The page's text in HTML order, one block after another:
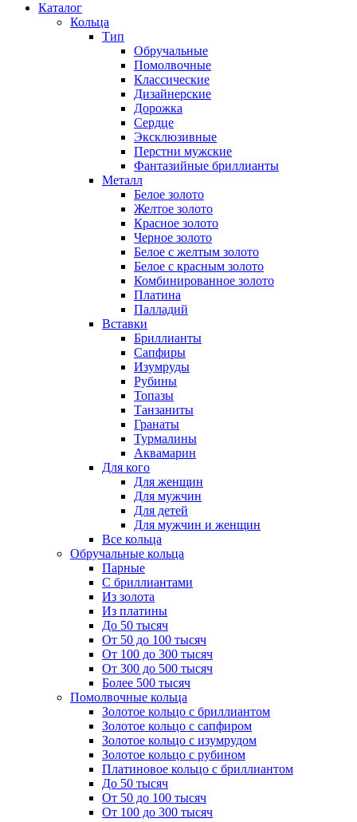
Каталог
Кольца
Тип
Обручальные
Помолвочные
Классические
Дизайнерские
Дорожка
Сердце
Эксклюзивные
Перстни мужские
Фантазийные бриллианты
Металл
Белое золото
Желтое золото
Красное золото
Черное золото
Белое с желтым золото
Белое с красным золото
Комбинированное золото
Платина
Палладий
Вставки
Бриллианты
Сапфиры
Изумруды
Рубины
Топазы
Танзаниты
Гранаты
Турмалины
Аквамарин
Для кого
Для женщин
Для мужчин
Для детей
Для мужчин и женщин
Все кольца
Обручальные кольца
Парные
С бриллиантами
Из золота
Из платины
До 50 тысяч
От 50 до 100 тысяч
От 100 до 300 тысяч
От 300 до 500 тысяч
Более 500 тысяч
Помолвочные кольца
Золотое кольцо с бриллиантом
Золотое кольцо с сапфиром
Золотое кольцо с изумрудом
Золотое кольцо с рубином
Платиновое кольцо с бриллиантом
До 50 тысяч
От 50 до 100 тысяч
От 100 до 300 тысяч